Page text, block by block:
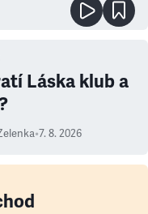
Láska klub a
•7. 8. 2026